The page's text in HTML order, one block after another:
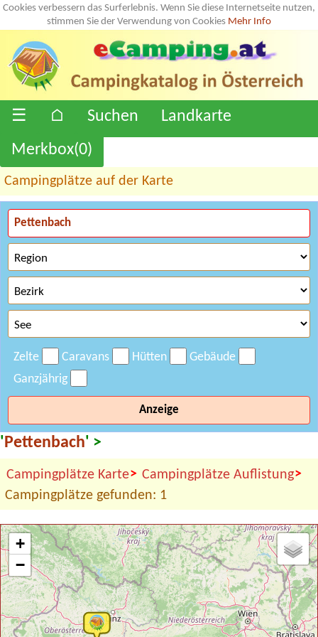
Cookies verbessern das Surferlebnis. Wenn Sie diese Internetseite nutzen,
stimmen Sie der Verwendung von Cookies Mehr Info
☰ ⌂ Suchen
Landkarte
Merkbox(0)
Campingplätze auf der Karte
Zelte Caravans Hütten
Gebäude
Ganzjährig
Anzeige
' Pettenbach' >
Campingplätze Karte> Campingplätze Auflistung>
Campingplätze gefunden: 1
+
−